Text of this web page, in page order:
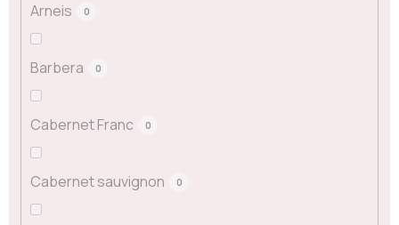
Arneis 0
Barbera 0
Cabernet Franc 0
Cabernet sauvignon 0